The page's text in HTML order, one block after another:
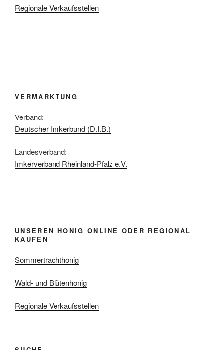
Regionale Verkaufsstellen
VERMARKTUNG
Verband:
Deutscher Imkerbund (D.I.B.)
Landesverband:
Imkerverband Rheinland-Pfalz e.V.
UNSEREN HONIG ONLINE ODER REGIONAL
KAUFEN
Sommertrachthonig
Wald- und Blütenhonig
Regionale Verkaufsstellen